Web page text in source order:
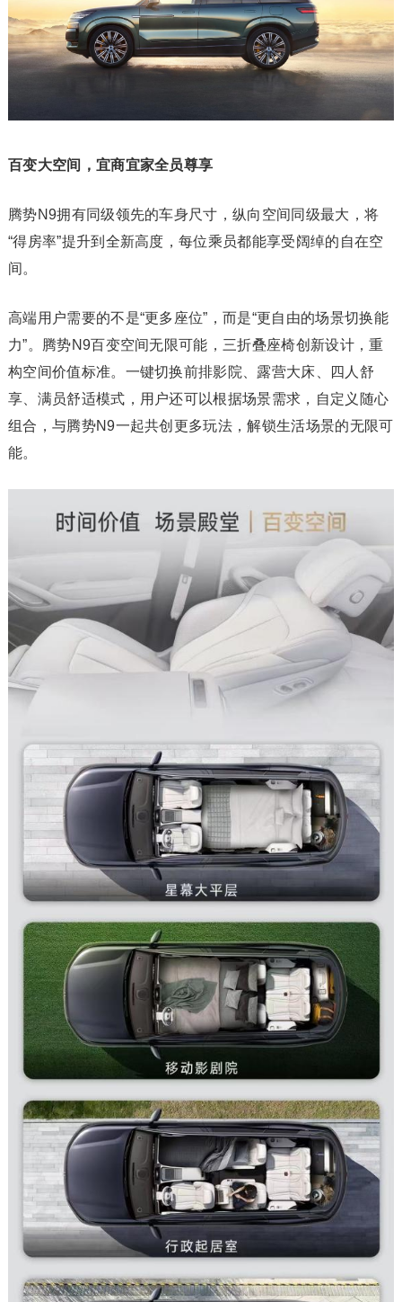
百变大空间，宜商宜家全员尊享
腾势N9拥有同级领先的车身尺寸，纵向空间同级最大，将
“得房率”提升到全新高度，每位乘员都能享受阔绰的自在空
间。
高端用户需要的不是“更多座位”，而是“更自由的场景切换能
力”。腾势N9百变空间无限可能，三折叠座椅创新设计，重
构空间价值标准。一键切换前排影院、露营大床、四人舒
享、满员舒适模式，用户还可以根据场景需求，自定义随心
组合，与腾势N9一起共创更多玩法，解锁生活场景的无限可
能。